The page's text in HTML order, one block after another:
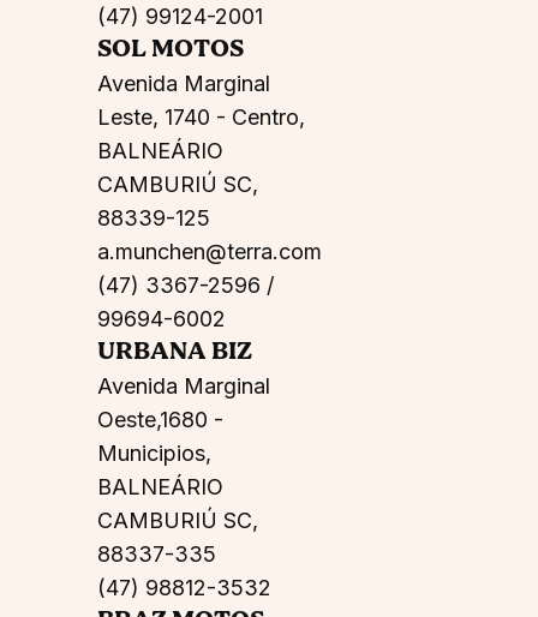
(47) 99124-2001
SOL MOTOS
Avenida Marginal
Leste, 1740 - Centro,
BALNEÁRIO
CAMBURIÚ SC,
88339-125
a.munchen@terra.com
(47) 3367-2596 /
99694-6002
URBANA BIZ
Avenida Marginal
Oeste,1680 -
Municipios,
BALNEÁRIO
CAMBURIÚ SC,
88337-335
(47) 98812-3532